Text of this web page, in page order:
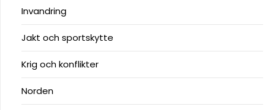
Invandring
Jakt och sportskytte
Krig och konflikter
Norden